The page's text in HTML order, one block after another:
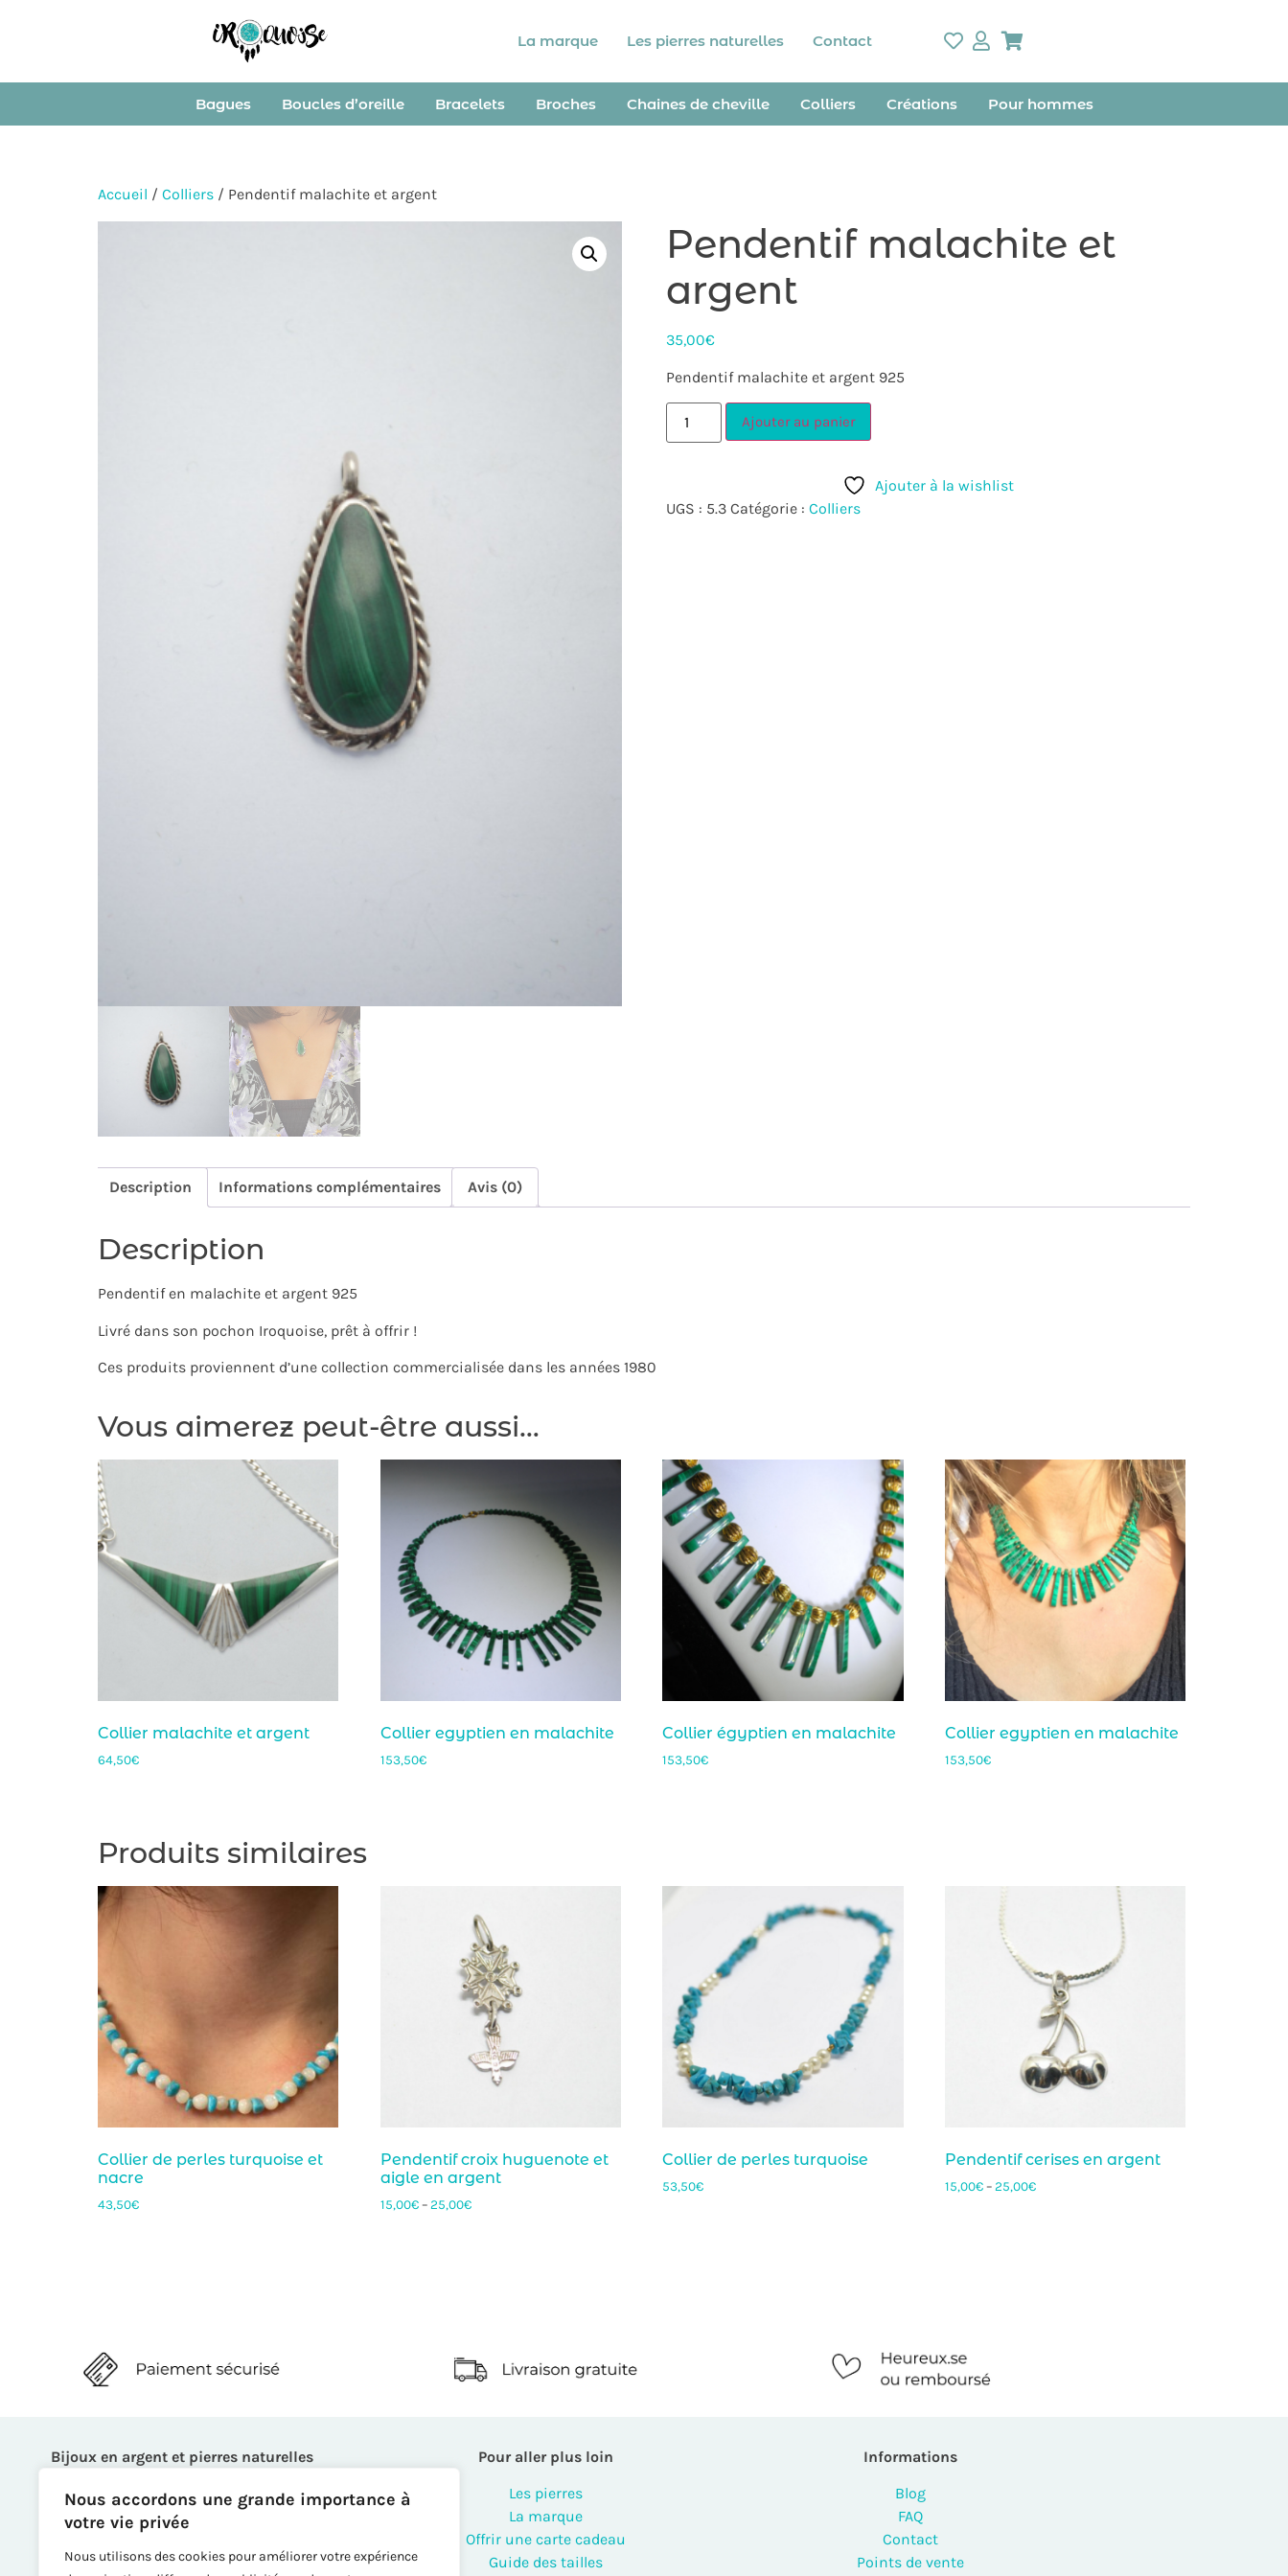
Nous accordons une grande importance à
votre vie privée
Nous utilisons des cookies pour améliorer votre expérience
La marque Les pierres naturelles Contact
Bagues Boucles d’oreille Bracelets Broches Chaines de cheville Colliers Créations Pour hommes
Accueil / Colliers / Pendentif malachite et argent
Pendentif malachite et
argent
35,00€
Pendentif malachite et argent 925
Ajouter au panier
Ajouter à la wishlist
UGS : 5.3 Catégorie : Colliers
Description Informations complémentaires Avis (0)
Description
Pendentif en malachite et argent 925
Livré dans son pochon Iroquoise, prêt à offrir !
Ces produits proviennent d’une collection commercialisée dans les années 1980
Vous aimerez peut-être aussi…
Collier malachite et argent
64,50€
Collier egyptien en malachite
153,50€
Collier égyptien en malachite
153,50€
Collier egyptien en malachite
153,50€
Produits similaires
Collier de perles turquoise et
nacre
43,50€
Pendentif croix huguenote et
aigle en argent
15,00€– 25,00€
Collier de perles turquoise
53,50€
Pendentif cerises en argent
15,00€– 25,00€
Bijoux en argent et pierres naturelles
Bagues
Boucles d’oreille
Broches
Pour aller plus loin
Les pierres
La marque
Offrir une carte cadeau
Guide des tailles
Informations
Blog
FAQ
Contact
Points de vente